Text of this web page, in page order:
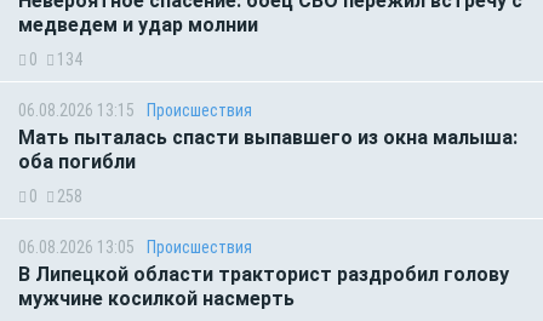
медведем и удар молнии
0 134
06.08.2026 13:15 Происшествия
Мать пыталась спасти выпавшего из окна малыша:
оба погибли
0 258
06.08.2026 13:05 Происшествия
В Липецкой области тракторист раздробил голову
мужчине косилкой насмерть